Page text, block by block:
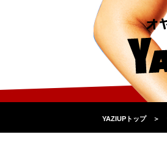
YAZIUPトップ ＞